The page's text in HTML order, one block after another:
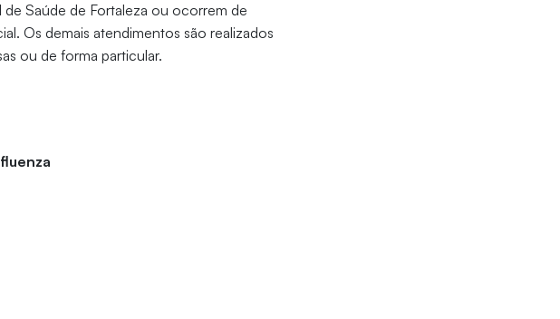
Saúde de Fortaleza ou ocorrem de
Os demais atendimentos são realizados
ou de forma particular.